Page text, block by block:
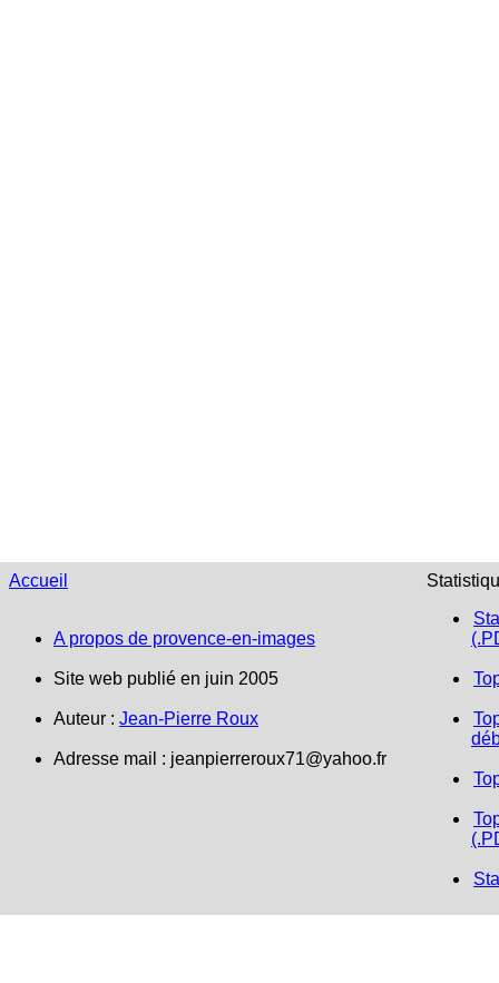
Accueil
A propos de provence-en-images
Site web publié en juin 2005
Auteur : Jean-Pierre Roux
Adresse mail : jeanpierreroux71@yahoo.fr